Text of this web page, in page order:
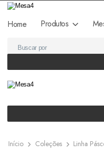
Home Produtos
Início Coleções
Linha